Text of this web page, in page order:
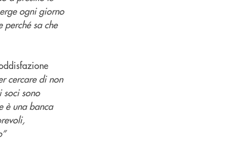
ogni giorno
sa che
cercare di non
soci sono
è una banca